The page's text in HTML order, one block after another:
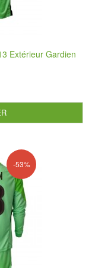
Extérieur Gardien
-53%